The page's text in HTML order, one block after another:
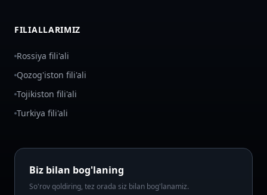
FILIALLARIMIZ
Rossiya fili'ali
Qozog'iston fili'ali
Tojikiston fili'ali
Turkiya fili'ali
Biz bilan bog'laning
So'rov qoldiring, tez orada siz bilan bog'lanamiz.